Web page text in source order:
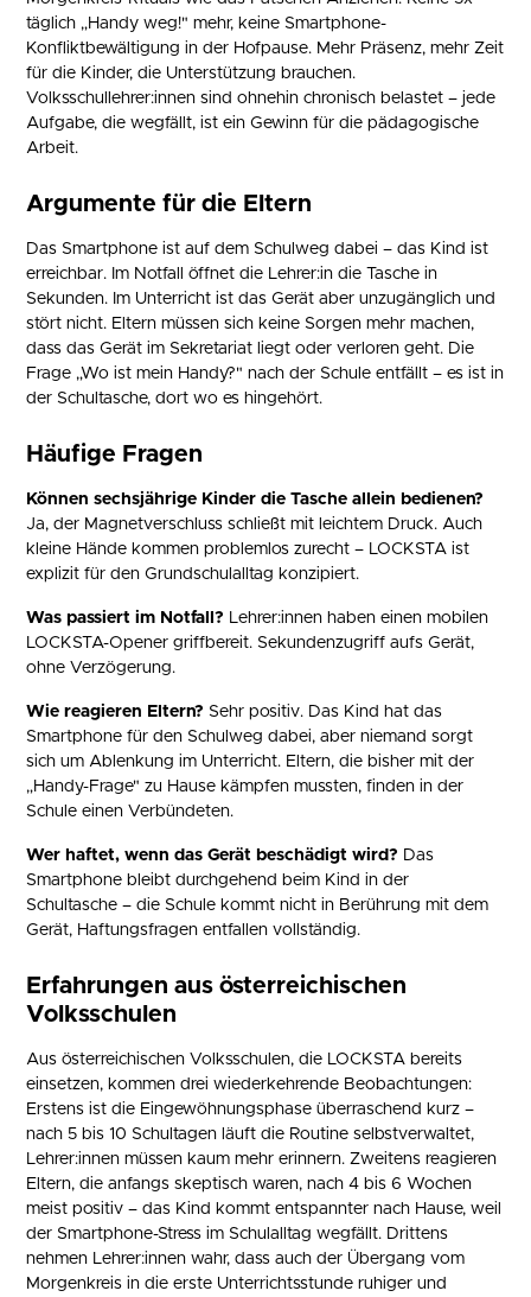
täglich „Handy weg!" mehr, keine Smartphone-
Konfliktbewältigung in der Hofpause. Mehr Präsenz, mehr Zeit
für die Kinder, die Unterstützung brauchen.
Volksschullehrer:innen sind ohnehin chronisch belastet – jede
Aufgabe, die wegfällt, ist ein Gewinn für die pädagogische
Arbeit.
Argumente für die Eltern
Das Smartphone ist auf dem Schulweg dabei – das Kind ist
erreichbar. Im Notfall öffnet die Lehrer:in die Tasche in
Sekunden. Im Unterricht ist das Gerät aber unzugänglich und
stört nicht. Eltern müssen sich keine Sorgen mehr machen,
dass das Gerät im Sekretariat liegt oder verloren geht. Die
Frage „Wo ist mein Handy?" nach der Schule entfällt – es ist in
der Schultasche, dort wo es hingehört.
Häufige Fragen
Können sechsjährige Kinder die Tasche allein bedienen?
Ja, der Magnetverschluss schließt mit leichtem Druck. Auch
kleine Hände kommen problemlos zurecht – LOCKSTA ist
explizit für den Grundschulalltag konzipiert.
Was passiert im Notfall? Lehrer:innen haben einen mobilen
LOCKSTA-Opener griffbereit. Sekundenzugriff aufs Gerät,
ohne Verzögerung.
Wie reagieren Eltern? Sehr positiv. Das Kind hat das
Smartphone für den Schulweg dabei, aber niemand sorgt
sich um Ablenkung im Unterricht. Eltern, die bisher mit der
„Handy-Frage" zu Hause kämpfen mussten, finden in der
Schule einen Verbündeten.
Wer haftet, wenn das Gerät beschädigt wird? Das
Smartphone bleibt durchgehend beim Kind in der
Schultasche – die Schule kommt nicht in Berührung mit dem
Gerät, Haftungsfragen entfallen vollständig.
Erfahrungen aus österreichischen
Volksschulen
Aus österreichischen Volksschulen, die LOCKSTA bereits
einsetzen, kommen drei wiederkehrende Beobachtungen:
Erstens ist die Eingewöhnungsphase überraschend kurz –
nach 5 bis 10 Schultagen läuft die Routine selbstverwaltet,
Lehrer:innen müssen kaum mehr erinnern. Zweitens reagieren
Eltern, die anfangs skeptisch waren, nach 4 bis 6 Wochen
meist positiv – das Kind kommt entspannter nach Hause, weil
der Smartphone-Stress im Schulalltag wegfällt. Drittens
nehmen Lehrer:innen wahr, dass auch der Übergang vom
Morgenkreis in die erste Unterrichtsstunde ruhiger und